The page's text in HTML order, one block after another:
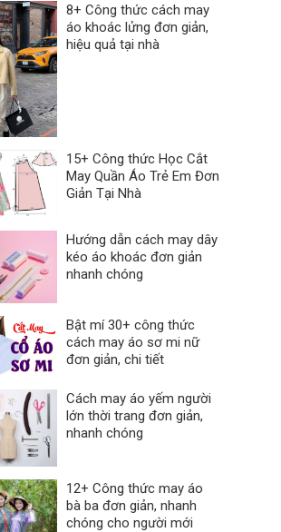
8+ Công thức cách may
áo khoác lửng đơn giản,
hiệu quả tại nhà
15+ Công thức Học Cắt
May Quần Áo Trẻ Em Đơn
Giản Tại Nhà
Hướng dẫn cách may dây
kéo áo khoác đơn giản
nhanh chóng
Bật mí 30+ công thức
cách may áo sơ mi nữ
đơn giản, chi tiết
Cách may áo yếm người
lớn thời trang đơn giản,
nhanh chóng
12+ Công thức may áo
bà ba đơn giản, nhanh
chóng cho người mới